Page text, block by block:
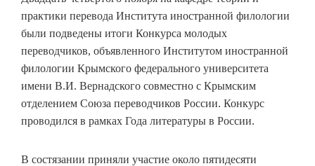
практики перевода Института иностранной филологии
были подведены итоги Конкурса молодых
переводчиков, объявленного Институтом иностранной
филологии Крымского федерального университета
имени В.И. Вернадского совместно с Крымским
отделением Союза переводчиков России. Конкурс
проводился в рамках Года литературы в России.
В состязании приняли участие около пятидесяти